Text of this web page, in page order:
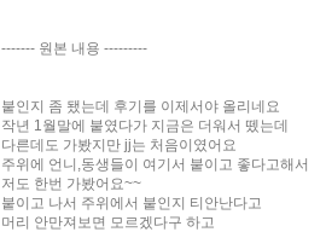
------- 원본 내용 ---------
붙인지 좀 됐는데 후기를 이제서야 올리네요
작년 1월말에 붙였다가 지금은 더워서 뗐는데
다른데도 가봤지만 jj는 처음이였어요
주위에 언니,동생들이 여기서 붙이고 좋다고해서
저도 한번 가봤어요~~
붙이고 나서 주위에서 붙인지 티안난다고
머리 안만져보면 모르겠다구 하고